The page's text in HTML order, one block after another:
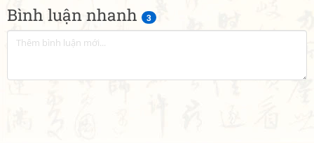
Bình luận nhanh 3